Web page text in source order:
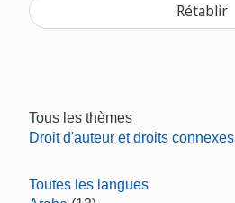
Rétablir
Tous les thèmes
Droit d'auteur et droits connexes
Toutes les langues